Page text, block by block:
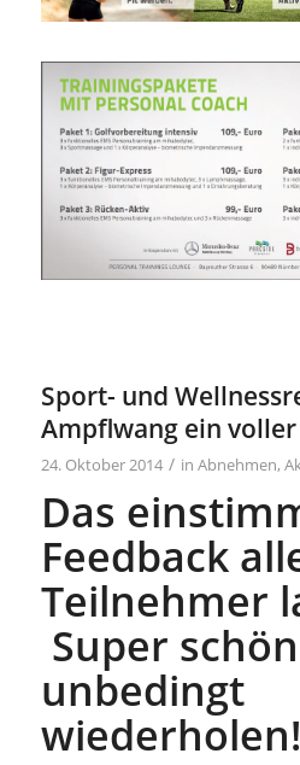
Sport- und
Ampflwang ein
24. Oktober 2014 / in Abnehmen,
Das
Feedback
Teilnehmer
Super
unbedingt
wiederholen!